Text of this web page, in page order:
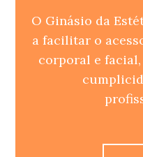
O Ginásio da
a facilitar o
corporal e